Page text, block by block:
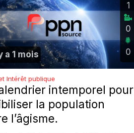
a 1 mois
1
0
0
Intérêt publique
intemporel pour
la population
l’âgisme.